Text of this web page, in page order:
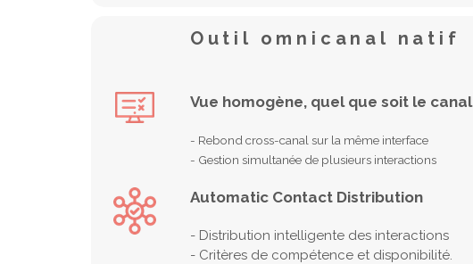
Outil omnicanal natif
Vue homogène, quel que soit le canal
- Rebond cross-canal sur la même interface
- Gestion simultanée de plusieurs interactions
Automatic Contact Distribution
- Distribution intelligente des interactions
- Critères de compétence et disponibilité.